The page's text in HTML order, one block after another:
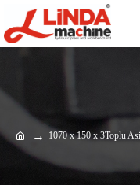
1070 x 150 x 3Toplu